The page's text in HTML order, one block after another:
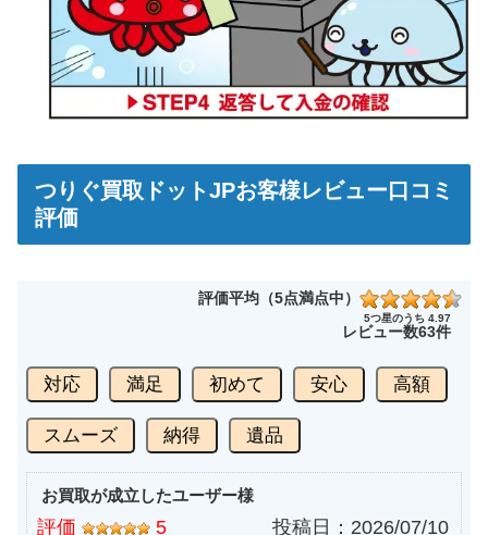
つりぐ買取ドットJPお客様レビュー口コミ
評価
評価平均（5点満点中）
5つ星のうち 4.97
レビュー数63件
対応 満足 初めて 安心 高額
スムーズ 納得 遺品
お買取が成立したユーザー様
評価 5 投稿日： 2026/07/10